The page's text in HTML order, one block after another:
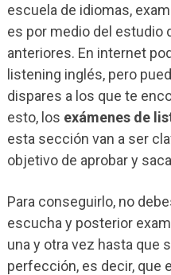
escuela de idiomas,
es por medio del estudio
anteriores. En internet
listening inglés, pero
dispares a los que te
esto, los exámenes de
esta sección van a ser
objetivo de aprobar y
Para conseguirlo, no
escucha y posterior
una y otra vez hasta que
perfección, es decir, que